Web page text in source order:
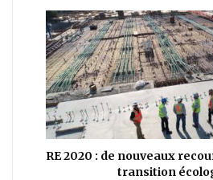
RE 2020 : de nouveaux
transition